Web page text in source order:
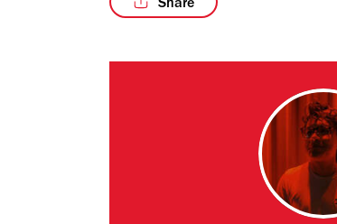
Share